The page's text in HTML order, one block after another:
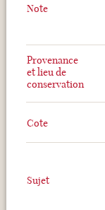
Note
Provenance
et lieu de
conservation
Cote
Sujet